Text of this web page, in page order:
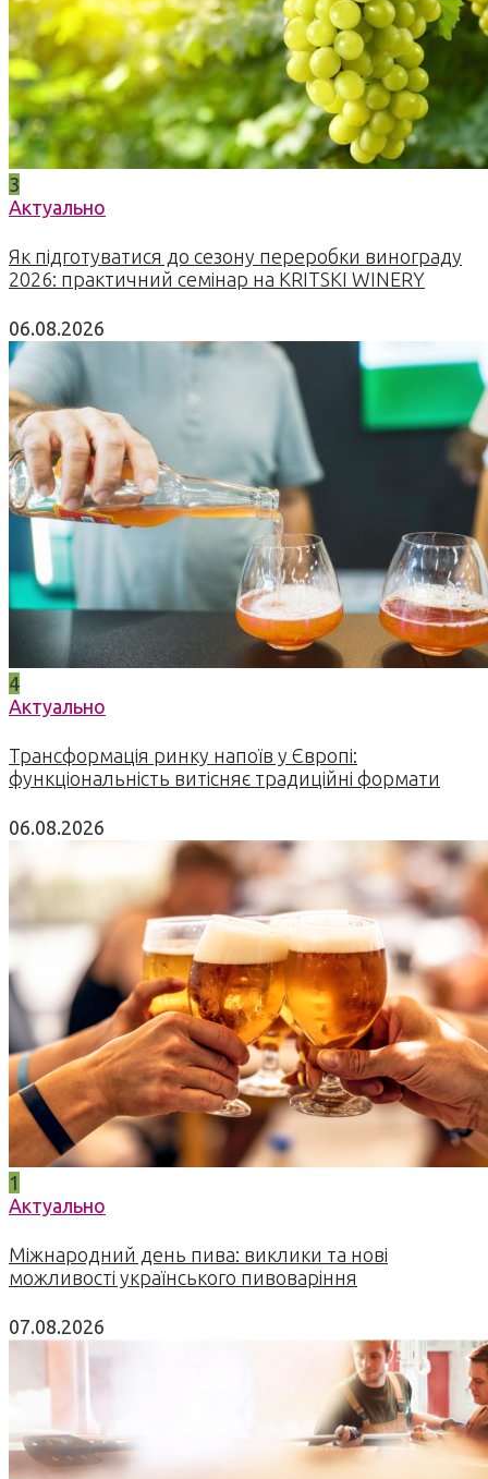
3
Актуально
Як підготуватися до сезону переробки винограду
2026: практичний семінар на KRITSKI WINERY
06.08.2026
4
Актуально
Трансформація ринку напоїв у Європі:
функціональність витісняє традиційні формати
06.08.2026
1
Актуально
Міжнародний день пива: виклики та нові
можливості українського пивоваріння
07.08.2026